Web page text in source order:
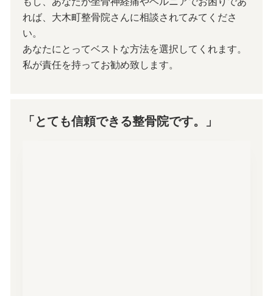
れば、大木町整骨院さんに相談されてみてくださ
い。
あなたにとってベストな方法を選択してくれます。
私が責任を持ってお勧め致します。
「とても信頼できる整骨院です。」